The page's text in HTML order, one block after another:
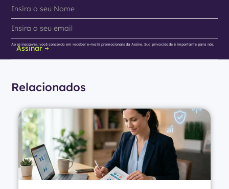
Assinar
Ao se inscrever, você concorda em receber e-mails promocionais da Assine. Sua privacidade é importante para nós.
Relacionados